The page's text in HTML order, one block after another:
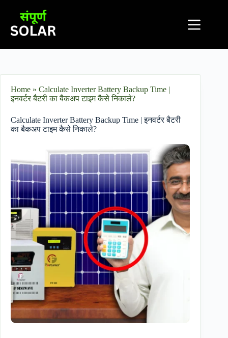
Home » Calculate Inverter Battery Backup Time |
इनवर्टर बैटरी का बैकअप टाइम कैसे निकाले?
Calculate Inverter Battery Backup Time | इनवर्टर बैटरी
का बैकअप टाइम कैसे निकाले?